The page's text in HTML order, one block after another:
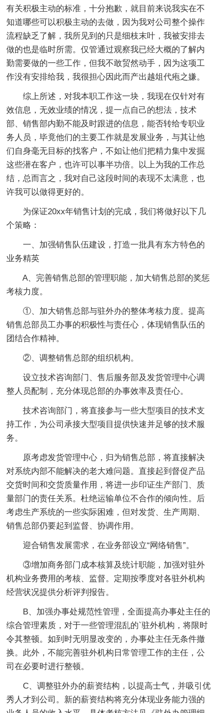
有关积极主动的标准，十分抱歉，就目前来说我实在不
知道哪些可以积极主动的去做，因为我对公司整个操作
流程缺乏了解，我所见到的只是细枝末叶，我被安排去
做的也是临时所需。仅管通过观察我已经大概的了解内
勤需要做的一些工作，但我不敢贸然动手，因为这项工
作没有安排给我，我很担心因此而产出越俎代疱之嫌。
综上所述，对我本职工作这一块，我现在仅针对有
效信息，无效业绩的情况，提一点自己的想法，技术
部、销售部内勤不能及时跟进的信息，能否转给专职业
务人员，毕竟他们的主要工作就是发展业务，与其让他
们自身毫无目标的找客户，不如让他们把精力集中发掘
这些潜在客户，也许可以事半功倍。以上为我的工作总
结，总而言之，我对自己这段时间的表现不太满意，也
许我可以做得更好的。
为保证20xx年销售计划的完成，我们将做好以下几
个策略：
一、加强销售队伍建设，打造一批具有东方特色的
业务精英
A、完善销售总部的管理职能，加大销售总部的奖惩
考核力度。
①、加大销售总部与驻外办的整体考核力度。提高
销售总部员工办事的积极性与责任心，体现销售队伍的
团结合作精神。
②、调整销售总部的组织机构。
设立技术咨询部门、售后服务部及发货管理中心调
整人员配制，充分体现总部的办事效率及责任心。
技术咨询部门，将直接参与一些大型项目的技术支
持工作，为公司承接大型项目提供快速并足够的技术服
务。
原考虑发货管理中心，归为销售总部，将直接解决
对系统内部不能解决的老大难问题。直接起到督促产品
交货时间和交货质量作用，将进一步印证生产部门、质
量部门的责任关系。杜绝运输单位不合作的倾向性。后
考虑生产系统的一些实际困难，但对发货、生产周期、
销售总部仍要起到监督、协调作用。
迎合销售发展需求，在业务部设立“网络销售”。
③增加商务部门成本核算及统计职能，加强对驻外
机构业务费用的考核、监督。定期按季度对各驻外机构
经营状况提供分析评判报告。
B、加强办事处规范性管理，全面提高办事处主任的
综合管理素质，对于一些管理混乱的`驻外机构，将限时
令其整顿。如到时无明显改变的，办事处主任无条件撤
换。此外，不能完善驻外机构日常管理工作的主任，公
司在必要时进行整顿。
C、调整驻外办的薪资结构，以提高士气，并吸引优
秀人才到公司。新的薪资结构将充分体现业务能力强的